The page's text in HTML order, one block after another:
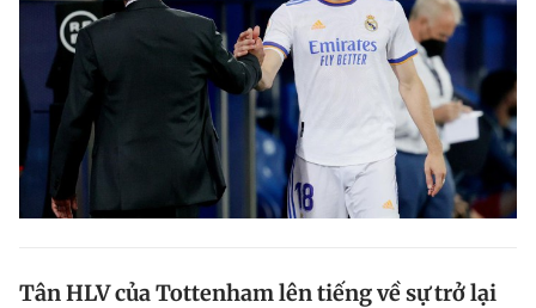
Tân HLV của Tottenham lên tiếng về sự trở lại